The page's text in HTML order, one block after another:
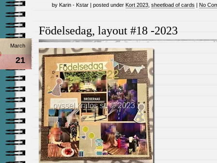
by Karin - Kstar | posted under Kort 2023 sheetload of cards | No
Födelsedag, layout #18 -2023
March
21